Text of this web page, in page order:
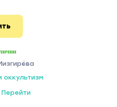
оккультизм
Перейти